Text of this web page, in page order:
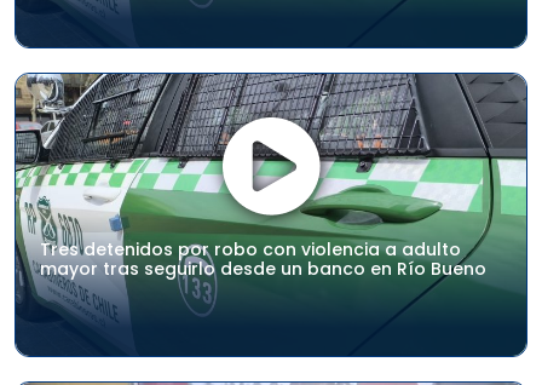
Tres detenidos por robo con violencia a adulto
mayor tras seguirlo desde un banco en Río Bueno